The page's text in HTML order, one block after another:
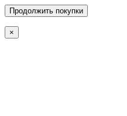
Продолжить покупки
×